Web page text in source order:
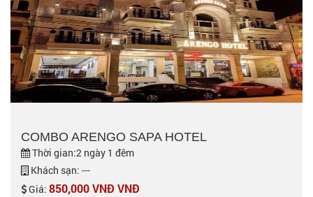
COMBO ARENGO SAPA HOTEL
Thời gian:2 ngày 1 đêm
Khách sạn: ---
Giá: 850,000 VNĐ VNĐ